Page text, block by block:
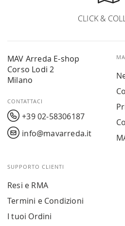
CLICK &
MAV Arreda E-shop
Corso Lodi 2
Milano
CONTATTACI
+39 02-58306187
info@mavarreda.it
SUPPORTO CLIENTI
Resi e RMA
Termini e Condizioni
I tuoi Ordini